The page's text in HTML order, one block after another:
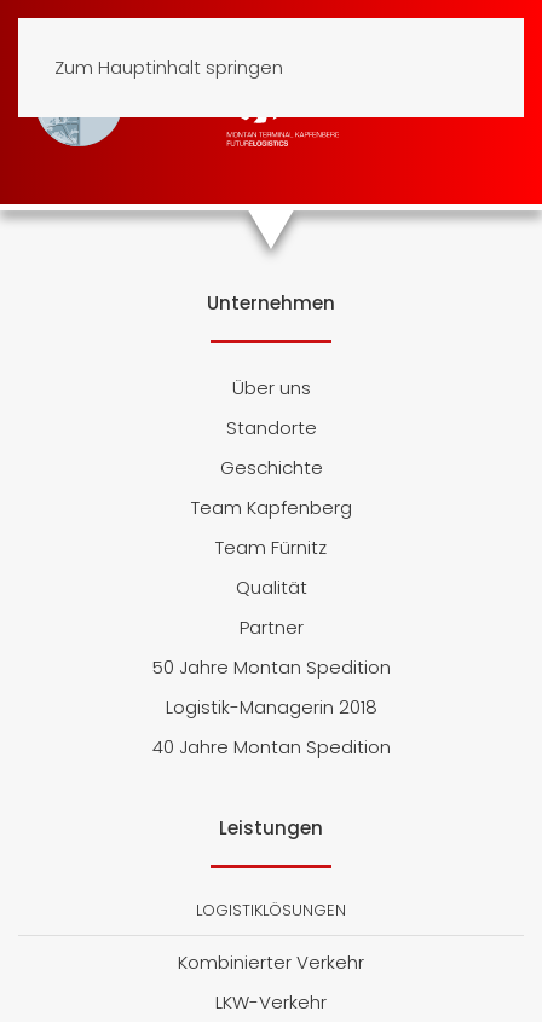
Zum Hauptinhalt springen
Unternehmen
Über uns
Standorte
Geschichte
Team Kapfenberg
Team Fürnitz
Qualität
Partner
50 Jahre Montan Spedition
Logistik-Managerin 2018
40 Jahre Montan Spedition
Leistungen
LOGISTIKLÖSUNGEN
Kombinierter Verkehr
LKW-Verkehr